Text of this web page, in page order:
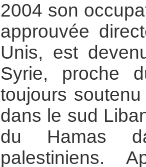
2004 son
approuvée
Unis, est
Syrie, proche
toujours
dans le sud
du Hamas
palestiniens.